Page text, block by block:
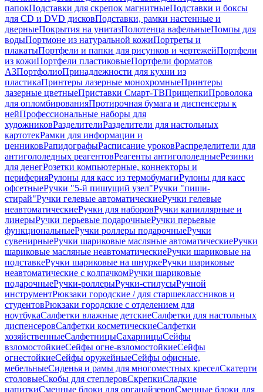
папокПодставки для скрепок магнитныеПодставки и боксы
для CD и DVD дисковПодставки, рамки настенные и
дверныеПокрытия на унитазПолотенца вафельныеПомпы для
водыПортмоне из натуральной кожиПортреты и
плакатыПортфели и папки для рисунков и чертежейПортфели
из кожиПортфели пластиковыеПортфели форматов
А3ПортфолиоПринадлежности для кухни из
пластикаПринтеры лазерные монохромныеПринтеры
лазерные цветныеПриставки Смарт-ТВПрищепкиПроволока
для опломбированияПротирочная бумага и диспенсеры к
нейПрофессиональные наборы для
художниковРазделителиРазделители для настольных
картотекРамки для информации и
ценниковРапидографыРасписание уроковРаспределители для
антигололедных реагентовРеагенты антигололедныеРезинки
для денегРозетки компьютерные, коннекторы и
периферияРулоны для касс из термобумагиРулоны для касс
офсетныеРучки "5-й пишущий узел"Ручки "пиши-
стирай"Ручки гелевые автоматическиеРучки гелевые
неавтоматическиеРучки для наборовРучки капиллярные и
линерыРучки перьевые подарочныеРучки перьевые
функциональныеРучки роллеры подарочныеРучки
сувенирныеРучки шариковые масляные автоматическиеРучки
шариковые масляные неавтоматическиеРучки шариковые на
подставкеРучки шариковые на шнуркеРучки шариковые
неавтоматические с колпачкомРучки шариковые
подарочныеРучки-роллерыРучки-стилусыРучной
инструментРюкзаки городские / для старшеклассников и
студентовРюкзаки городские с отделением для
ноутбукаСалфетки влажные детскиеСалфетки для настольных
диспенсеровСалфетки косметическиеСалфетки
хозяйственныеСалфетницыСахарницыСейфы
взломостойкиеСейфы огне-взломостойкиеСейфы
огнестойкиеСейфы оружейныеСейфы офисные,
мебельныеСиденья и рамы для многоместных креселСкатерти
столовыеСкобы для степлеровСкрепкиСладкие
напиткиСменные блоки для органайзеровСменные блоки для